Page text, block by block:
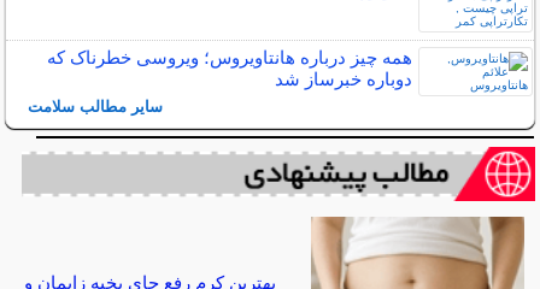
همه چیز درباره هانتاویروس؛ ویروسی خطرناک که
دوباره خبرساز شد
سایر مطالب سلامت
بهترین کرم رفع جای بخیه زایمان و